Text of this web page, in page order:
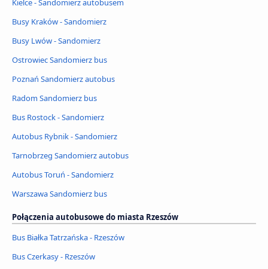
Kielce - Sandomierz autobusem
Busy Kraków - Sandomierz
Busy Lwów - Sandomierz
Ostrowiec Sandomierz bus
Poznań Sandomierz autobus
Radom Sandomierz bus
Bus Rostock - Sandomierz
Autobus Rybnik - Sandomierz
Tarnobrzeg Sandomierz autobus
Autobus Toruń - Sandomierz
Warszawa Sandomierz bus
Połączenia autobusowe do miasta Rzeszów
Bus Białka Tatrzańska - Rzeszów
Bus Czerkasy - Rzeszów